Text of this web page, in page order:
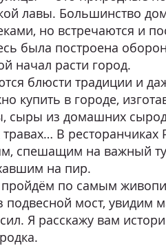
лавы. Большинство
но встречаются и
была построена
начал расти город.
блюсти традиции и
купить в городе,
сыры из домашних
В ресторанчиках
спешащим на важный
на пир.
пройдём по самым
подвесной мост, увидим
Я расскажу вам